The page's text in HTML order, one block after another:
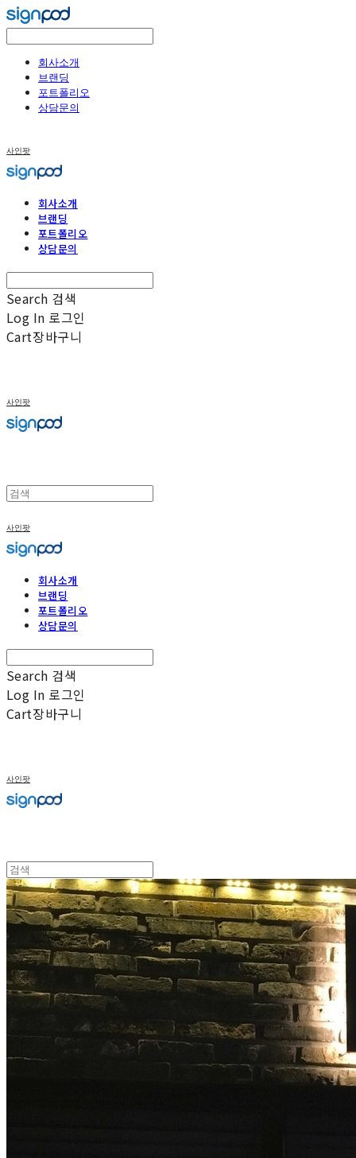
회사소개
브랜딩
포트폴리오
상담문의
사인팟
회사소개
브랜딩
포트폴리오
상담문의
Search 검색
Log In 로그인
Cart장바구니
사인팟
사인팟
회사소개
브랜딩
포트폴리오
상담문의
Search 검색
Log In 로그인
Cart장바구니
사인팟